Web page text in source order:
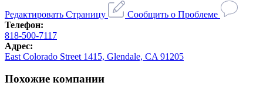
Редактировать Страницу
Сообщить о Проблеме
Телефон:
818-500-7117
Адрес:
East Colorado Street 1415, Glendale, CA 91205
Похожие компании